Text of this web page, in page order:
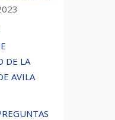
DE LA
AVILA